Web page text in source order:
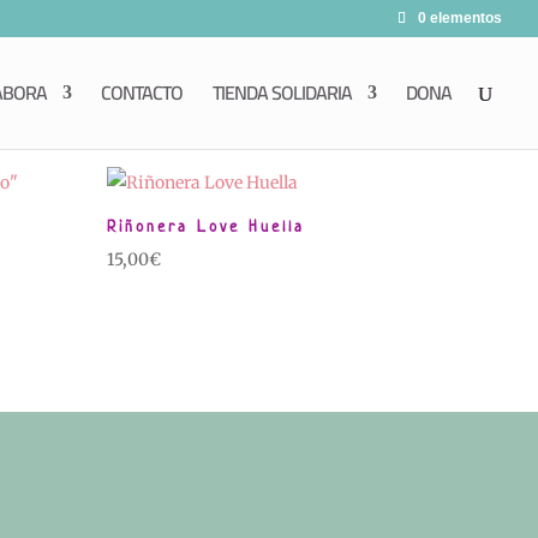
0 elementos
CONTACTO TIENDA SOLIDARIA DONA
Riñonera Love Huella
15,00€